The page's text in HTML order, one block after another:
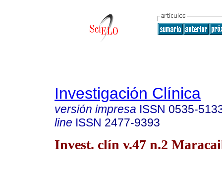
Investigación Clínica
versión impresa ISSN 0535-
line ISSN 2477-9393
Invest. clín v.47 n.2